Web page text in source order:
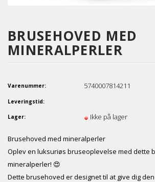
BRUSEHOVED MED
MINERALPERLER
Varenummer: 5740007814211
Leveringstid:
Lager: Ikke på lager
Brusehoved med mineralperler
Oplev en luksuriøs bruseoplevelse med dette
mineralperler! 😍
Dette brusehoved er designet til at give dig